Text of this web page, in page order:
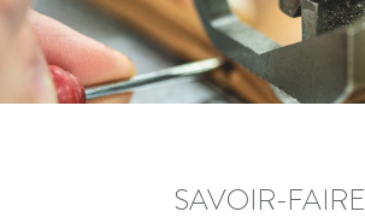
SAVOIR-FAIRE